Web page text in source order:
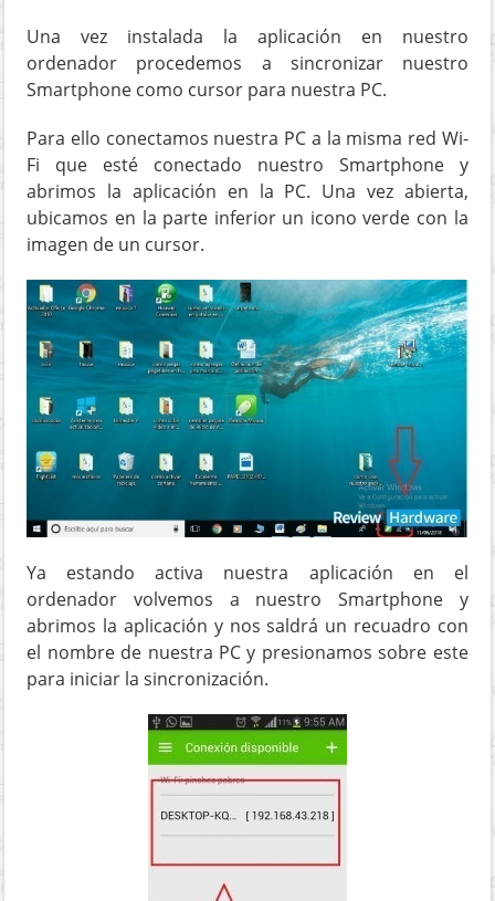
Una vez instalada la aplicación en nuestro
ordenador procedemos a sincronizar nuestro
Smartphone como cursor para nuestra PC.
Para ello conectamos nuestra PC a la misma red Wi-
Fi que esté conectado nuestro Smartphone y
abrimos la aplicación en la PC. Una vez abierta,
ubicamos en la parte inferior un icono verde con la
imagen de un cursor.
Ya estando activa nuestra aplicación en el
ordenador volvemos a nuestro Smartphone y
abrimos la aplicación y nos saldrá un recuadro con
el nombre de nuestra PC y presionamos sobre este
para iniciar la sincronización.